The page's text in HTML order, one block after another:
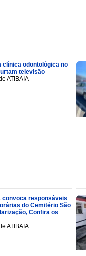
clínica odontológica no
televisão
ATIBAIA
convoca responsáveis
do Cemitério São
Confira os
ATIBAIA